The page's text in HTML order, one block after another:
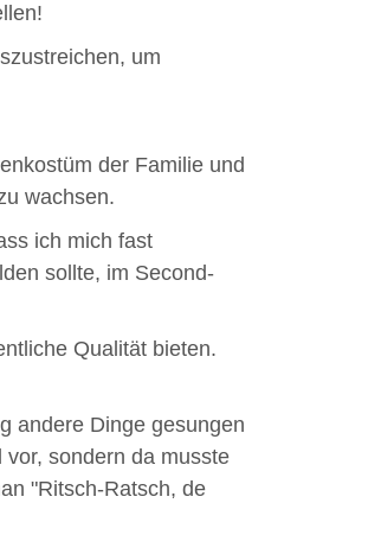
um
der Familie und
wachsen.
ich mich fast
sollte, im Second-
Qualität bieten.
andere Dinge gesungen
sondern da musste
"Ritsch-Ratsch, de